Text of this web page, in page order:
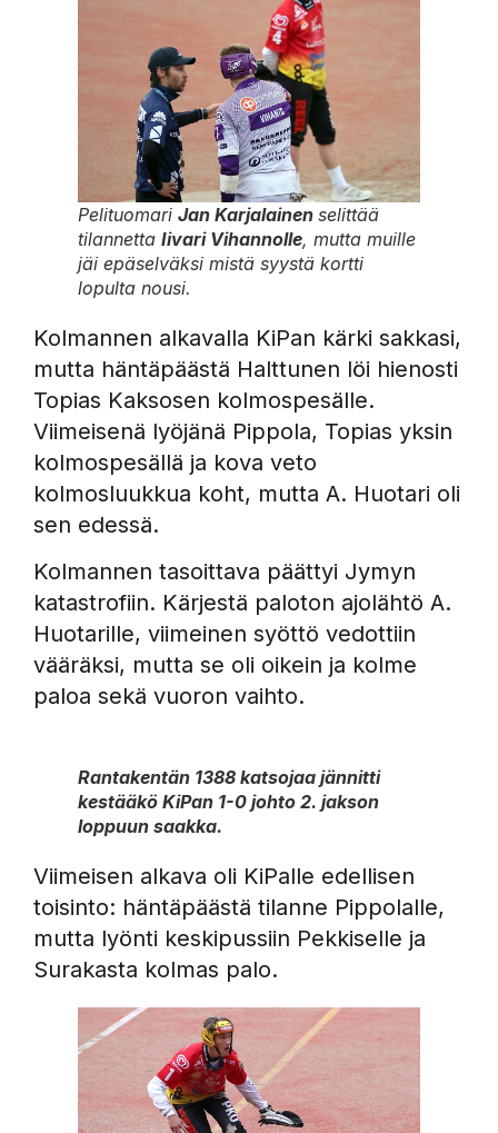
Pelituomari Jan Karjalainen selittää
tilannetta Iivari Vihannolle, mutta muille
jäi epäselväksi mistä syystä kortti
lopulta nousi.
Kolmannen alkavalla KiPan kärki sakkasi,
mutta häntäpäästä Halttunen löi hienosti
Topias Kaksosen kolmospesälle.
Viimeisenä lyöjänä Pippola, Topias yksin
kolmospesällä ja kova veto
kolmosluukkua koht, mutta A. Huotari oli
sen edessä.
Kolmannen tasoittava päättyi Jymyn
katastrofiin. Kärjestä paloton ajolähtö A.
Huotarille, viimeinen syöttö vedottiin
vääräksi, mutta se oli oikein ja kolme
paloa sekä vuoron vaihto.
Rantakentän 1388 katsojaa jännitti
kestääkö KiPan 1-0 johto 2. jakson
loppuun saakka.
Viimeisen alkava oli KiPalle edellisen
toisinto: häntäpäästä tilanne Pippolalle,
mutta lyönti keskipussiin Pekkiselle ja
Surakasta kolmas palo.